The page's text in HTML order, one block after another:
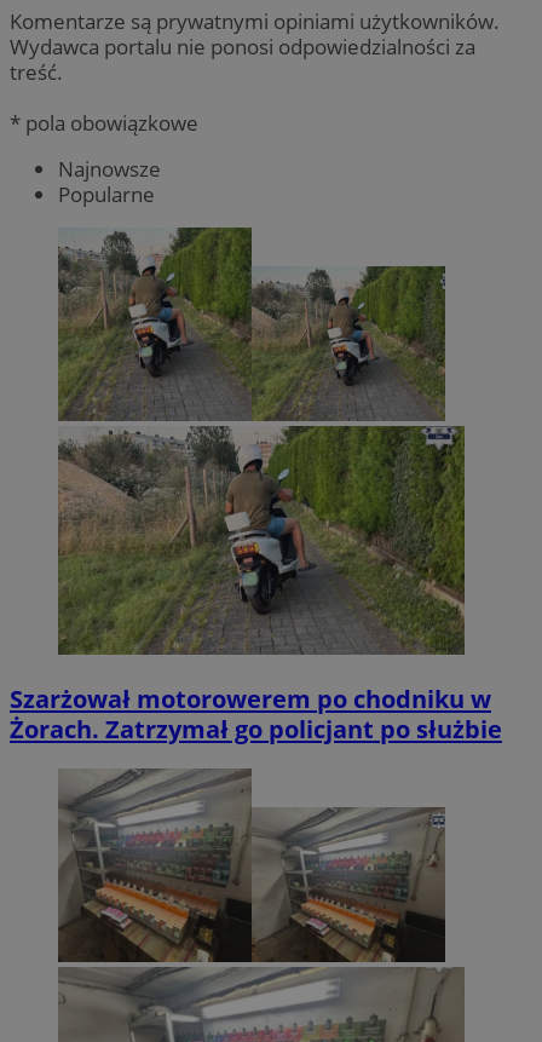
Komentarze są prywatnymi opiniami użytkowników.
Wydawca portalu nie ponosi odpowiedzialności za
treść.
* pola obowiązkowe
Najnowsze
Popularne
Szarżował motorowerem po chodniku w
Żorach. Zatrzymał go policjant po służbie